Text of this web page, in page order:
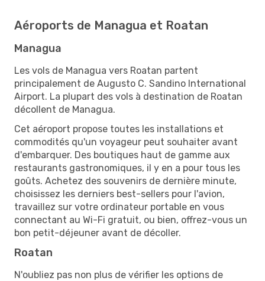
Aéroports de Managua et Roatan
Managua
Les vols de Managua vers Roatan partent
principalement de Augusto C. Sandino International
Airport. La plupart des vols à destination de Roatan
décollent de Managua.
Cet aéroport propose toutes les installations et
commodités qu'un voyageur peut souhaiter avant
d'embarquer. Des boutiques haut de gamme aux
restaurants gastronomiques, il y en a pour tous les
goûts. Achetez des souvenirs de dernière minute,
choisissez les derniers best-sellers pour l'avion,
travaillez sur votre ordinateur portable en vous
connectant au Wi-Fi gratuit, ou bien, offrez-vous un
bon petit-déjeuner avant de décoller.
Roatan
N'oubliez pas non plus de vérifier les options de